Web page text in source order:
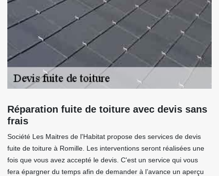
Réparation fuite de toiture avec devis sans
frais
Société Les Maitres de l'Habitat propose des services de devis
fuite de toiture à Romille. Les interventions seront réalisées une
fois que vous avez accepté le devis. C'est un service qui vous
fera épargner du temps afin de demander à l’avance un aperçu